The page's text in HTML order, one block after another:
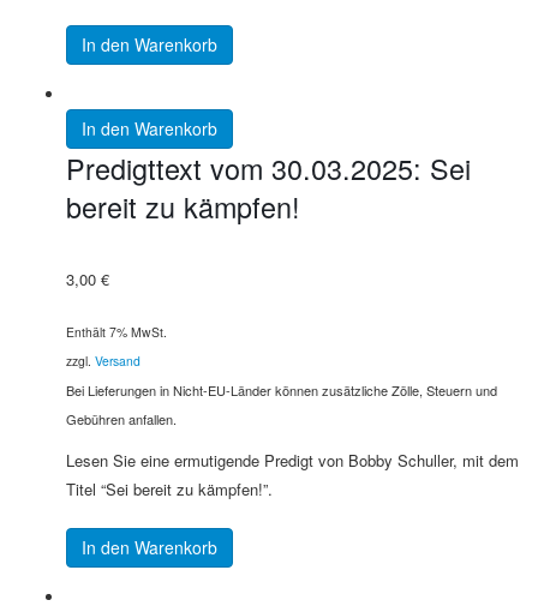
In den Warenkorb
In den Warenkorb
Predigttext vom 30.03.2025: Sei
bereit zu kämpfen!
3,00 €
Enthält 7% MwSt.
zzgl. Versand
Bei Lieferungen in Nicht-EU-Länder können zusätzliche Zölle, Steuern und
Gebühren anfallen.
Lesen Sie eine ermutigende Predigt von Bobby Schuller, mit dem
Titel “Sei bereit zu kämpfen!”.
In den Warenkorb